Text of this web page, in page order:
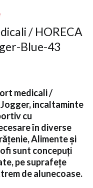
/ HORECA
Blue-43
medicali /
incaltaminte
cu
în diverse
Alimente și
sunt concepuți
pe suprafețe
de alunecoase.